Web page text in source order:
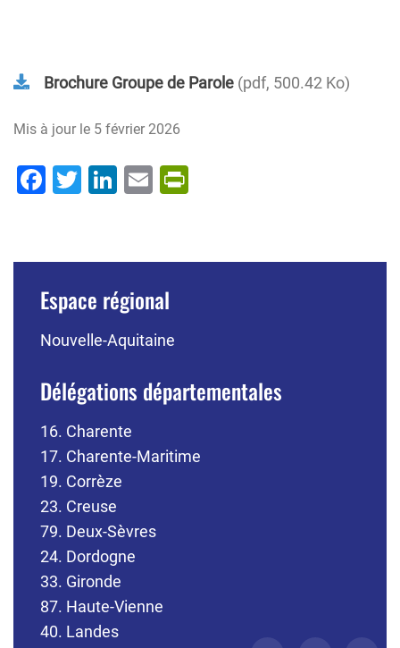
Brochure Groupe de Parole pdf, 500.42 Ko
Mis à jour le 5 février 2026
Facebook
Twitter
LinkedIn
Email
Espace régional
Nouvelle-Aquitaine
Délégations départementales
16. Charente
17. Charente-Maritime
19. Corrèze
23. Creuse
79. Deux-Sèvres
24. Dordogne
33. Gironde
87. Haute-Vienne
40. Landes